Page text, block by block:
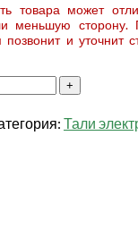
товара может
меньшую сторону.
и уточнит
Тали